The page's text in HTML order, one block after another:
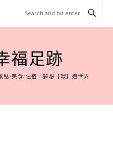
福足跡
點/美食/住宿，夢想【環】遊世界